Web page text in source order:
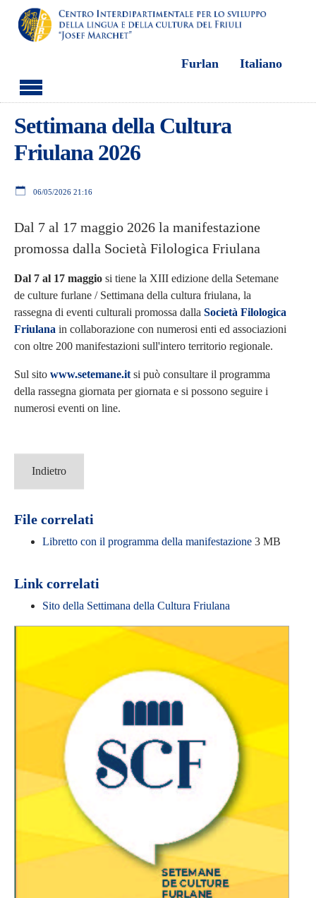
Skip to main content
Furlan Italiano
Settimana della Cultura
Friulana 2026
06/05/2026 21:16
Dal 7 al 17 maggio 2026 la manifestazione
promossa dalla Società Filologica Friulana
Dal 7 al 17 maggio si tiene la XIII edizione della Setemane
de culture furlane / Settimana della cultura friulana, la
rassegna di eventi culturali promossa dallaSocietà Filologica
Friulana in collaborazione con numerosi enti ed associazioni
con oltre 200 manifestazioni sull'intero territorio regionale.
Sul sitowww.setemane.it si può consultare il programma
della rassegna giornata per giornata e si possono seguire i
numerosi eventi on line.
Indietro
File correlati
Libretto con il programma della manifestazione3 MB
Link correlati
Sito della Settimana della Cultura Friulana